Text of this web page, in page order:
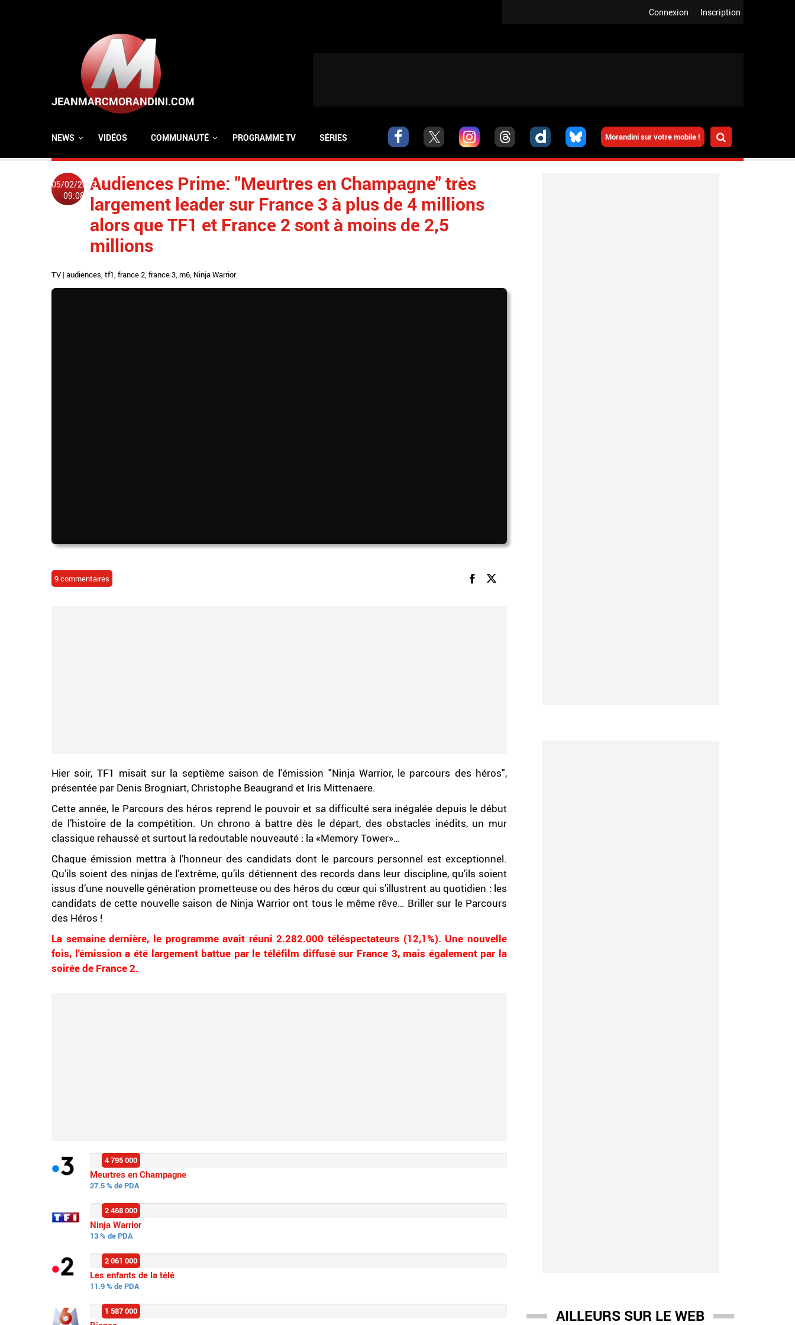
Inscription
Connexion
Morandini sur votre mobile !
NEWS VIDÉOS COMMUNAUTÉ PROGRAMME TV SÉRIES
05/02/2023
09:08
Audiences Prime: "Meurtres en Champagne" très
largement leader sur France 3 à plus de 4 millions
alors que TF1 et France 2 sont à moins de 2,5
millions
TV | audiences, tf1, france 2, france 3, m6, Ninja Warrior
9 commentaires
Hier soir, TF1 misait sur la septième saison de l'émission "Ninja Warrior, le parcours des héros",
présentée par Denis Brogniart, Christophe Beaugrand et Iris Mittenaere.
Cette année, le Parcours des héros reprend le pouvoir et sa difficulté sera inégalée depuis le début
de l’histoire de la compétition. Un chrono à battre dès le départ, des obstacles inédits, un mur
classique rehaussé et surtout la redoutable nouveauté : la «Memory Tower»…
Chaque émission mettra à l’honneur des candidats dont le parcours personnel est exceptionnel.
Qu’ils soient des ninjas de l’extrême, qu’ils détiennent des records dans leur discipline, qu’ils soient
issus d’une nouvelle génération prometteuse ou des héros du cœur qui s’illustrent au quotidien : les
candidats de cette nouvelle saison de Ninja Warrior ont tous le même rêve… Briller sur le Parcours
des Héros !
La semaine dernière, le programme avait réuni 2.282.000 téléspectateurs (12,1%). Une nouvelle
fois, l'émission a été largement battue par le téléfilm diffusé sur France 3, mais également par la
soirée de France 2.
Meurtres en Champagne
27.5 % de PDA
4 795 000
Ninja Warrior
13 % de PDA
2 468 000
Les enfants de la télé
11.9 % de PDA
2 061 000
1 587 000 AILLEURS SUR LE WEB